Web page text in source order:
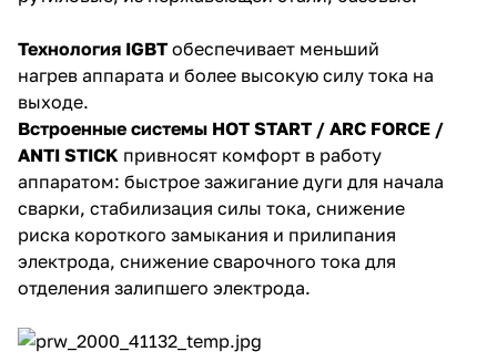
Технология IGBT обеспечивает меньший
нагрев аппарата и более высокую силу тока на
выходе.
Встроенные системы HOT START / ARC FORCE /
ANTI STICK привносят комфорт в работу
аппаратом: быстрое зажигание дуги для начала
сварки, стабилизация силы тока, снижение
риска короткого замыкания и прилипания
электрода, снижение сварочного тока для
отделения залипшего электрода.
Оставшиеся75% будут
по25 %каждые 2 недели
Подробнее
об оплате Плайтом
Остались вопросы?
8 800 302-02-51